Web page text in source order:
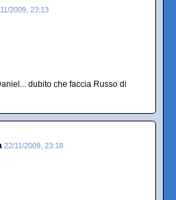
2009, 23:13
dubito che faccia Russo di
22/11/2009, 23:18